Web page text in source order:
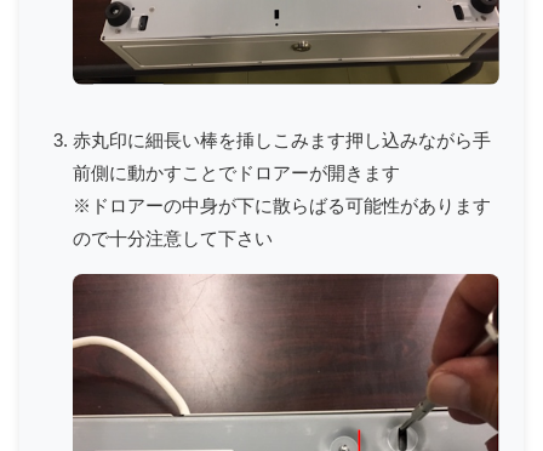
赤丸印に細長い棒を挿しこみます押し込みながら手
前側に動かすことでドロアーが開きます
※ドロアーの中身が下に散らばる可能性があります
ので十分注意して下さい